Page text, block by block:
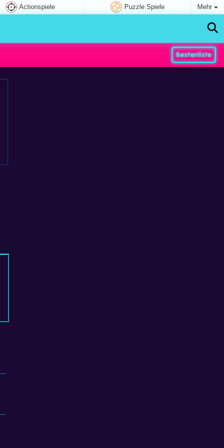
Actionspiele Puzzle Spiele Mehr
Bestenliste